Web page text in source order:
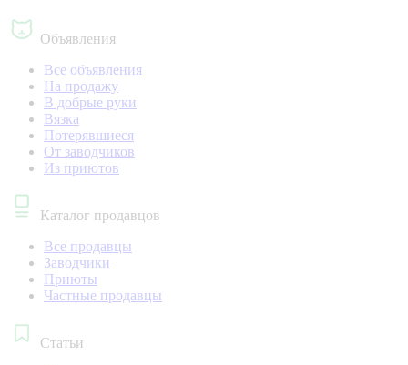
Объявления
Все объявления
На продажу
В добрые руки
Вязка
Потерявшиеся
От заводчиков
Из приютов
Каталог продавцов
Все продавцы
Заводчики
Приюты
Частные продавцы
Статьи